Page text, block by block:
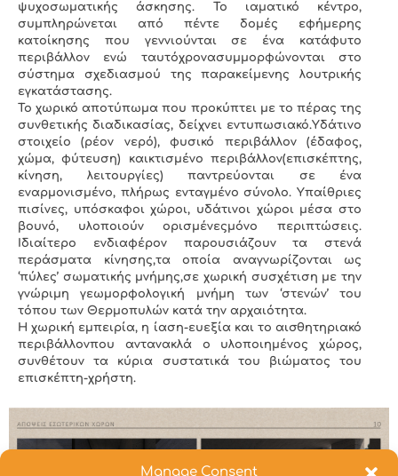
Manage Consent
ψυχοσωματικής άσκησης. Το ιαματικό κέντρο,
συμπληρώνεται από πέντε δομές εφήμερης
κατοίκησης που γεννιούνται σε ένα κατάφυτο
περιβάλλον ενώ ταυτόχρονασυμμορφώνονται στο
σύστημα σχεδιασμού της παρακείμενης λουτρικής
εγκατάστασης.
Το χωρικό αποτύπωμα που προκύπτει με το πέρας της
συνθετικής διαδικασίας, δείχνει εντυπωσιακό.Υδάτινο
στοιχείο (ρέον νερό), φυσικό περιβάλλον (έδαφος,
χώμα, φύτευση) καικτισμένο περιβάλλον(επισκέπτης,
κίνηση, λειτουργίες) παντρεύονται σε ένα
εναρμονισμένο, πλήρως ενταγμένο σύνολο. Υπαίθριες
πισίνες, υπόσκαφοι χώροι, υδάτινοι χώροι μέσα στο
βουνό, υλοποιούν ορισμένεςμόνο περιπτώσεις.
Ιδιαίτερο ενδιαφέρον παρουσιάζουν τα στενά
περάσματα κίνησης,τα οποία αναγνωρίζονται ως
‘πύλες’ σωματικής μνήμης,σε χωρική συσχέτιση με την
γνώριμη γεωμορφολογική μνήμη των ‘στενών’ του
τόπου των Θερμοπυλών κατά την αρχαιότητα.
Η χωρική εμπειρία, η ίαση-ευεξία και το αισθητηριακό
περιβάλλονπου αντανακλά ο υλοποιημένος χώρος,
συνθέτουν τα κύρια συστατικά του βιώματος του
επισκέπτη-χρήστη.